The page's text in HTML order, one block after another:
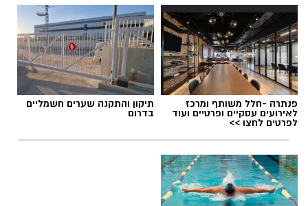
פנתרה -חלל משותף ומרכז
לאירועים עסקיים ופרטיים ועוד
לפרטים לחצו >>
תיקון והתקנה שערים חשמליים
בדרום